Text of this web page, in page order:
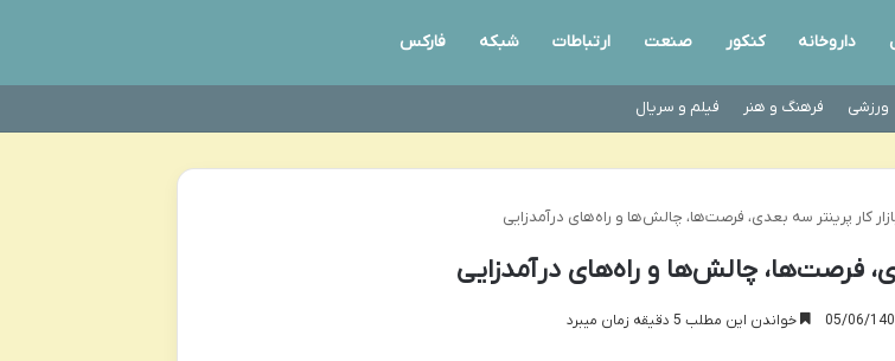
داروخانه کنکور صنعت ارتباطات شبکه فارکس
ورزشی فرهنگ و هنر فیلم و سریال
کار پرینتر سه بعدی، فرصت‌ها، چالش‌ها و راه‌های درآمدزایی
فرصت‌ها، چالش‌ها و راه‌های درآمدزایی
خواندن این مطلب 5 دقیقه زمان میبرد